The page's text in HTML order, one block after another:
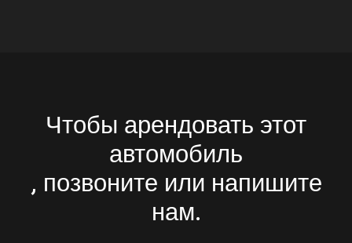
Чтобы арендовать этот
автомобиль
, позвоните или напишите
нам.